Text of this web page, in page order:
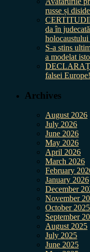
russe și
da în
S-a stins
a modelat
falsei
Archives
August 2026
July 2026
June 2026
May 2026
April 2026
March 2026
February
January 2026
December
November
October 2025
September
August 2025
July 2025
June 2025